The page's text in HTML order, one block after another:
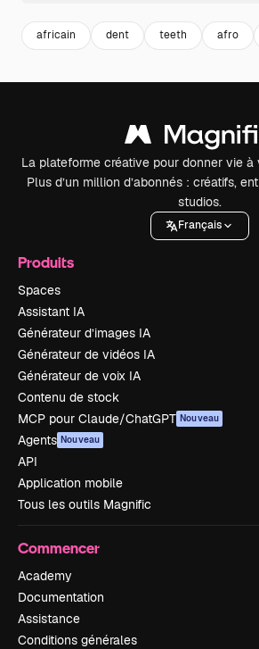
africain dent teeth afro
La plateforme créative pour donner vie à
Plus d’un million d’abonnés : créatifs,
studios.
Français
Produits
Spaces
Assistant IA
Générateur d’images IA
Générateur de vidéos IA
Générateur de voix IA
Contenu de stock
MCP pour Claude/ChatGPT Nouveau
Agents Nouveau
API
Application mobile
Tous les outils Magnific
Commencer
Academy
Documentation
Assistance
Conditions générales